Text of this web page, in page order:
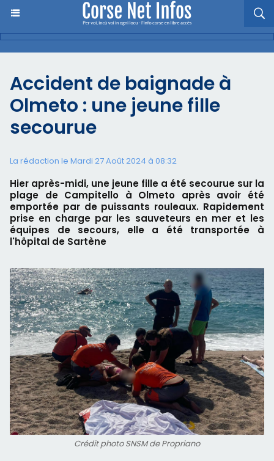
Accident de baignade à
Olmeto : une jeune fille
secourue
La rédaction le Mardi 27 Août 2024 à 08:32
Hier après-midi, une jeune fille a été secourue sur la
plage de Campitello à Olmeto après avoir été
emportée par de puissants rouleaux. Rapidement
prise en charge par les sauveteurs en mer et les
équipes de secours, elle a été transportée à
l'hôpital de Sartène
Crédit photo SNSM de Propriano